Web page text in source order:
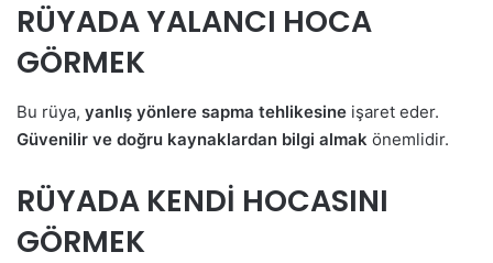
RÜYADA YALANCI HOCA
GÖRMEK
Bu rüya, yanlış yönlere sapma tehlikesine işaret eder.
Güvenilir ve doğru kaynaklardan bilgi almak önemlidir.
RÜYADA KENDİ HOCASINI
GÖRMEK